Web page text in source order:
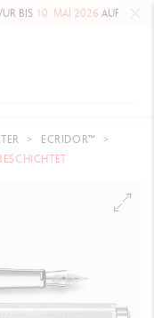
10. MAI 2026AUF DIE HAUTE
ECRIDOR™